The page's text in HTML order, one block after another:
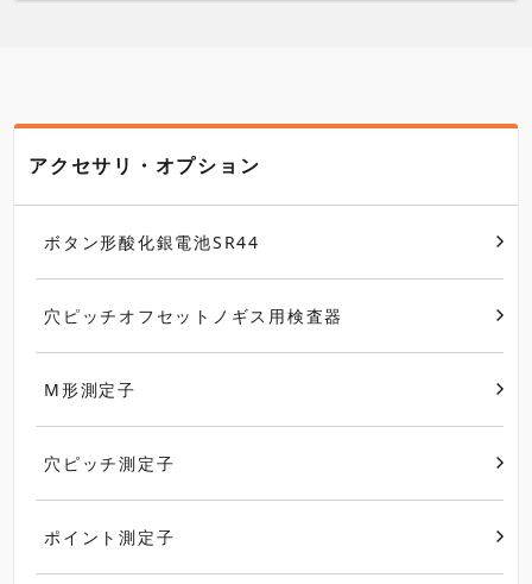
アクセサリ・オプション
ボタン形酸化銀電池SR44
穴ピッチオフセットノギス用検査器
M形測定子
穴ピッチ測定子
ポイント測定子